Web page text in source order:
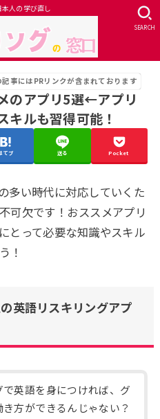
人の学び直し
SEARCH
記事にはPRリンクが含まれております
のアプリ5選←アプリ
キルも習得可能！
てブ 送る Pocket
多い時代に対応していくた
可欠です！おススメアプリ
とって必要な知識やスキル
！
英語リスキリングアプ
で英語を身につければ、グ
方ができるんじゃない？